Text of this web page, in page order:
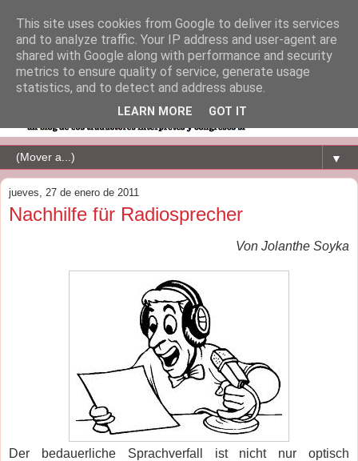
▼
jueves, 27 de enero de 2011
Nachhilfe für Radiosprecher
Von Jolanthe Soyka
Der bedauerliche Sprachverfall ist nicht nur optisch
This site uses cookies from Google to deliver its services
and to analyze traffic. Your IP address and user-agent are
shared with Google along with performance and security
metrics to ensure quality of service, generate usage
statistics, and to detect and address abuse.
LEARN MORE GOT IT